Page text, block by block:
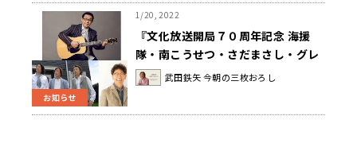
お知らせ
1/20, 2022
『文化放送開局７０周年記念 海援
隊・南こうせつ・さだまさし・グレ
ープ セイ！シュン コンサート』4
月6日（水）開催決定！
武田鉄矢 今朝の三枚おろし